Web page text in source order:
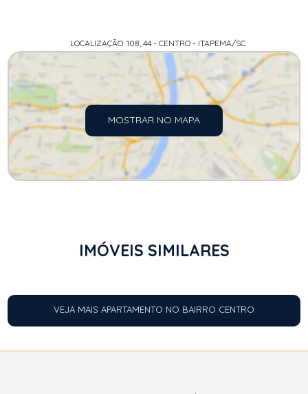
LOCALIZAÇÃO: 108, 44 - CENTRO - ITAPEMA/SC
MOSTRAR NO MAPA
IMÓVEIS SIMILARES
VEJA MAIS APARTAMENTO NO BAIRRO CENTRO